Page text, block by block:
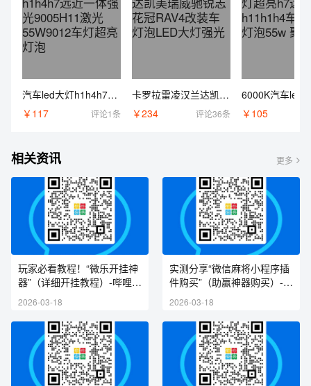
汽车led大灯h1h4h7远近一体强光9005H11激光55W9012车灯超亮灯泡
￥117
评论1条
卡罗拉雷凌汉兰达凯美瑞威驰锐志花冠RAV4改装车灯泡LED大灯强光
￥234
评论36条 ￥105
相关资讯 更多
玩家必看教程！“微乐开挂神
器”（详细开挂教程）-哔哩哔
2026-03-18
实测分享“微信麻将小程序插
件购买”（助赢神器购买）-哔
2026-03-18